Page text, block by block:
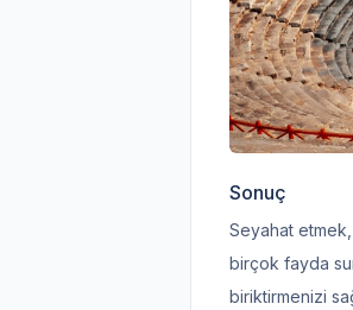
Sonuç
Seyahat
birçok fayda
biriktirmenizi